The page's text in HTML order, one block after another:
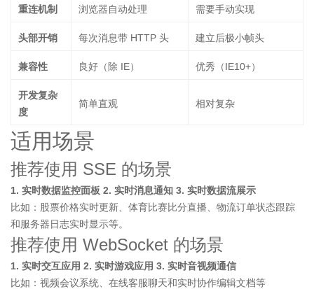
重连机制 浏览器自动处理 需要手动实现
头部开销 每次消息带 HTTP 头 建立后极小帧头
兼容性 良好（除 IE） 优秀（IE10+）
开发复杂
度
简单直观 相对复杂
适用场景
推荐使用 SSE 的场景
1. 实时数据监控面板 2. 实时消息通知 3. 实时数据流展示
比如：股票价格实时更新、体育比赛比分直播、物流订单状态跟踪
和服务器日志实时显示等。
推荐使用 WebSocket 的场景
1. 实时交互应用 2. 实时游戏应用 3. 实时音视频通信
比如：视频会议系统、在线客服聊天和实时协作编辑文档等